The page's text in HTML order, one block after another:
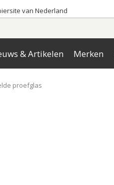
van Nederland
& Artikelen Merken
proefglas